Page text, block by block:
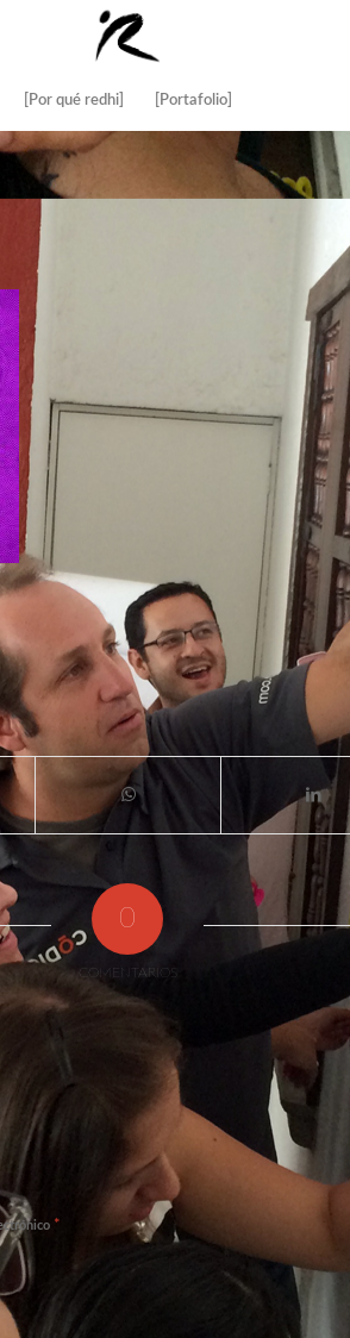
[Por qué redhi] [Portafolio]
0
COMENTARIOS
*